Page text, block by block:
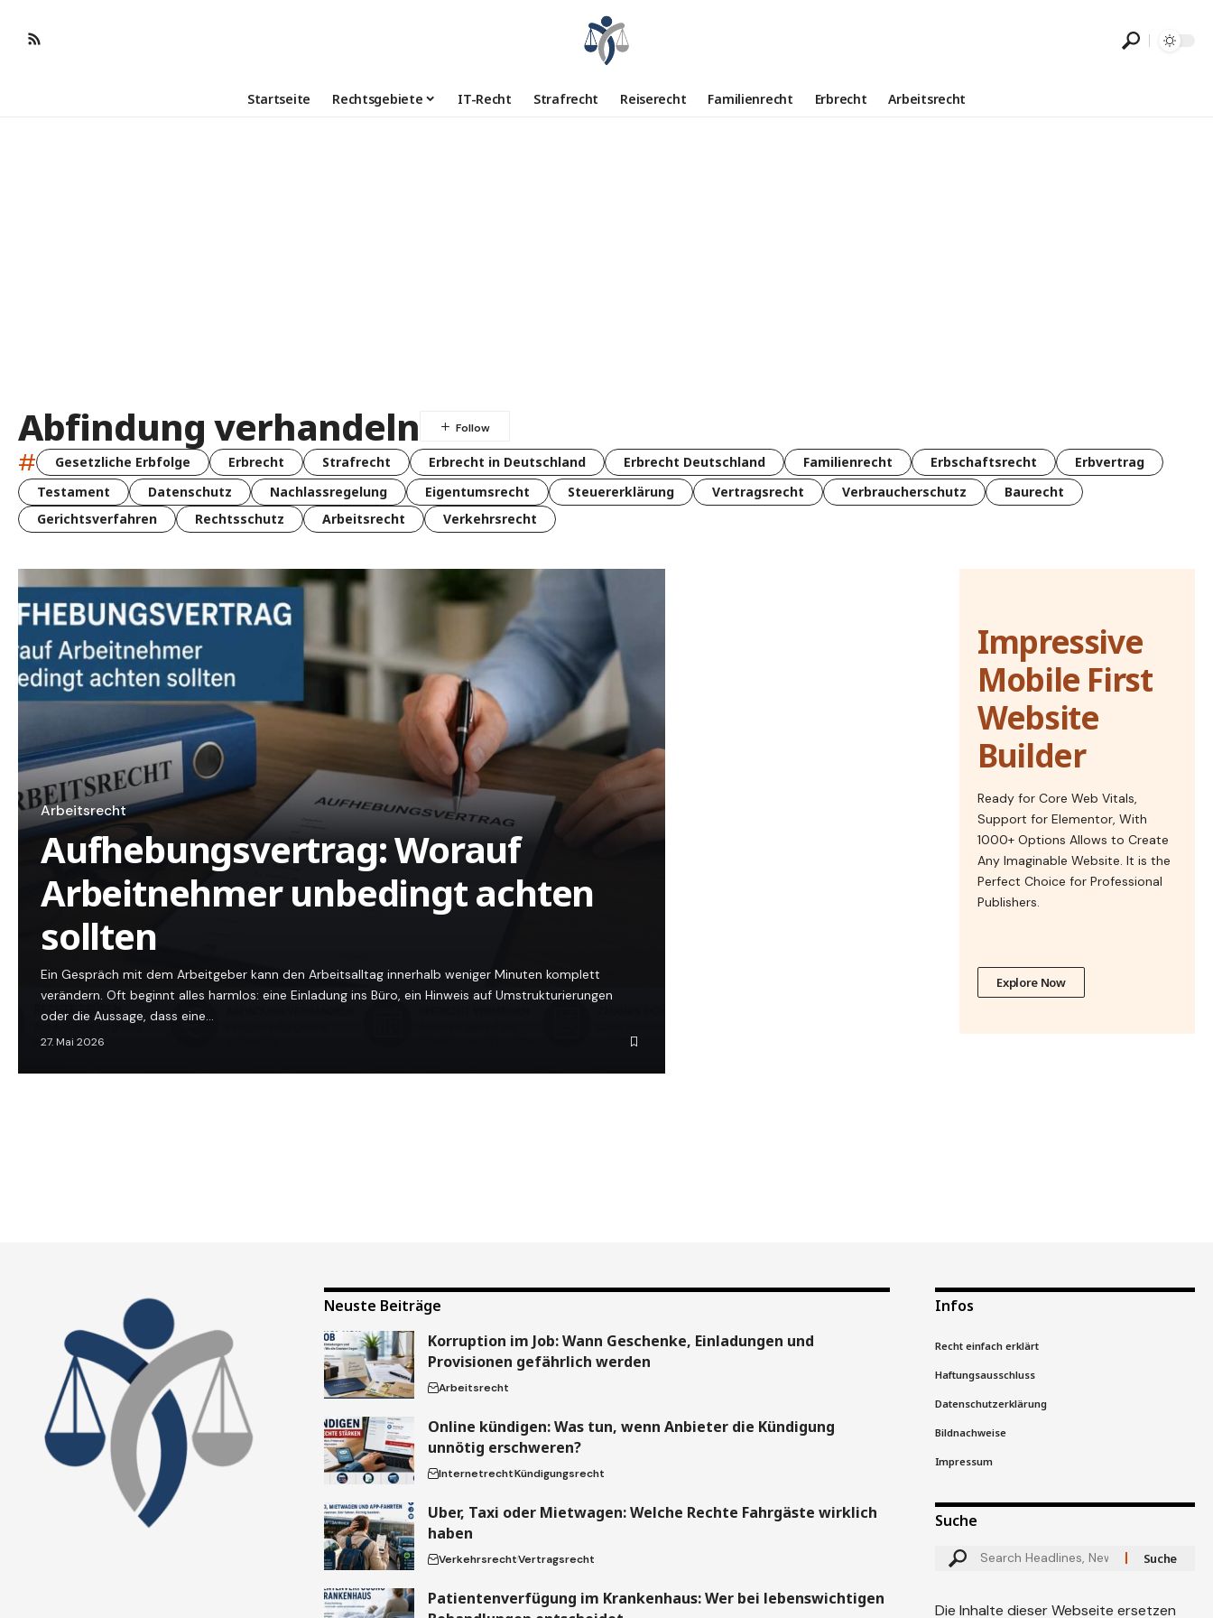
Startseite Rechtsgebiete IT-Recht Strafrecht Reiserecht Familienrecht Erbrecht Arbeitsrecht
Abfindung verhandeln
# Gesetzliche Erbfolge Erbrecht Strafrecht Erbrecht in Deutschland Erbrecht Deutschland Familienrecht Erbschaftsrecht
Erbvertrag
Testament
Datenschutz Nachlassregelung Eigentumsrecht Steuererklärung Vertragsrecht Verbraucherschutz
Baurecht
Gerichtsverfahren
Rechtsschutz Arbeitsrecht Verkehrsrecht
Arbeitsrecht
Aufhebungsvertrag: Worauf
Arbeitnehmer unbedingt achten
sollten
Ein Gespräch mit dem Arbeitgeber kann den Arbeitsalltag innerhalb weniger Minuten komplett
verändern. Oft beginnt alles harmlos: eine Einladung ins Büro, ein Hinweis auf Umstrukturierungen
oder die Aussage, dass eine…
27. Mai 2026
Impressive
Mobile First
Website
Builder
Ready for Core Web Vitals,
Support for Elementor, With
1000+ Options Allows to Create
Any Imaginable Website. It is the
Perfect Choice for Professional
Publishers.
Explore Now
Neuste Beiträge
Korruption im Job: Wann Geschenke, Einladungen und
Provisionen gefährlich werden
Arbeitsrecht
Online kündigen: Was tun, wenn Anbieter die Kündigung
unnötig erschweren?
InternetrechtKündigungsrecht
Uber, Taxi oder Mietwagen: Welche Rechte Fahrgäste wirklich
haben
VerkehrsrechtVertragsrecht
Patientenverfügung im Krankenhaus: Wer bei lebenswichtigen
Infos
Recht einfach erklärt
Haftungsausschluss
Datenschutzerklärung
Bildnachweise
Impressum
Suche
Die Inhalte dieser Webseite ersetzen